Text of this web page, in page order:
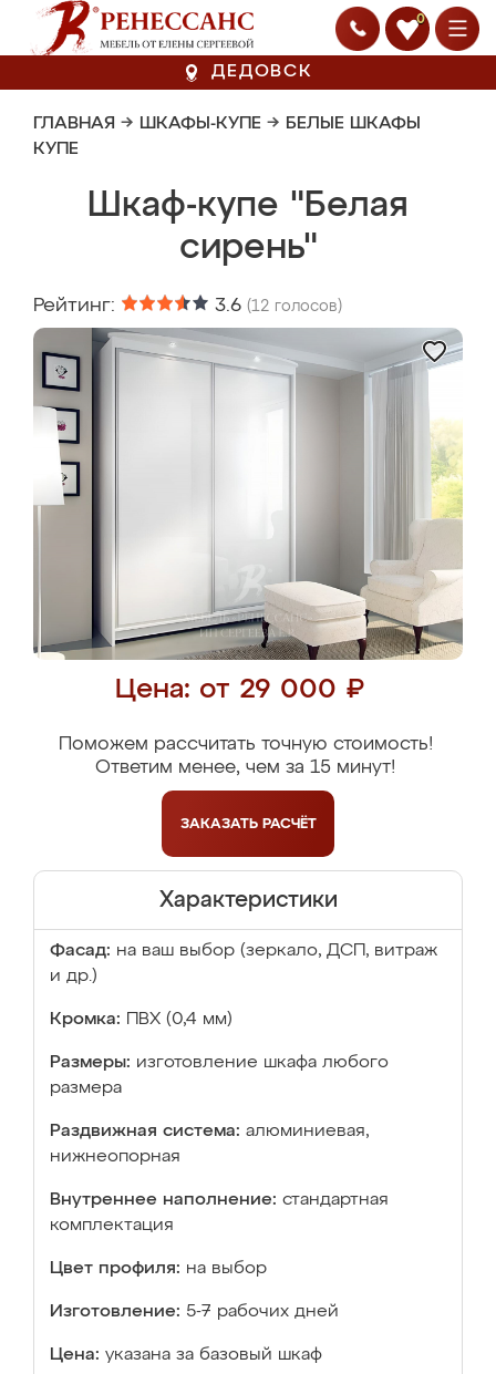
0
ДЕДОВСК
ГЛАВНАЯ → ШКАФЫ-КУПЕ → БЕЛЫЕ ШКАФЫ
КУПЕ
Шкаф-купе "Белая
сирень"
Рейтинг: 3.6 (12 голосов)
Цена: от 29 000 ₽
Поможем рассчитать точную стоимость!
Ответим менее, чем за 15 минут!
ЗАКАЗАТЬ РАСЧЁТ
Характеристики
Фасад: на ваш выбор (зеркало, ДСП, витраж
и др.)
Кромка: ПВХ (0,4 мм)
Размеры: изготовление шкафа любого
размера
Раздвижная система: алюминиевая,
нижнеопорная
Внутреннее наполнение: стандартная
комплектация
Цвет профиля: на выбор
Изготовление: 5-7 рабочих дней
Цена: указана за базовый шкаф